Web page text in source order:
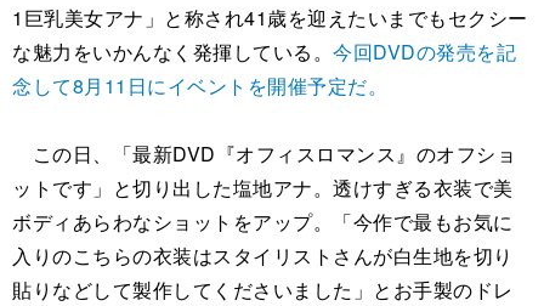
1巨乳美女アナ」と称され41歳を迎えたいまでもセクシー
な魅力をいかんなく発揮している。 今回DVDの発売を記
念して8月11日にイベントを開催予定だ。
この日、「最新DVD『オフィスロマンス』のオフショ
ットです」と切り出した塩地アナ。透けすぎる衣装で美
ボディあらわなショットをアップ。「今作で最もお気に
入りのこちらの衣装はスタイリストさんが白生地を切り
貼りなどして製作してくださいました」とお手製のドレ